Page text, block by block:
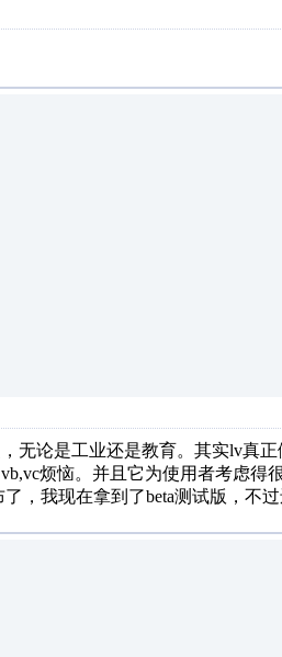
无论是工业还是教育。其实lv真
烦恼。并且它为使用者考虑
，我现在拿到了beta测试版，不